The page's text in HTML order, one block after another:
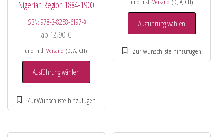
Nigerian Region 1884-1900
ISBN: 978-3-8258-6197-X
ab 12,90€
und inkl.Versand (D, A, CH)
Ausführung wählen
Ausführung wählen